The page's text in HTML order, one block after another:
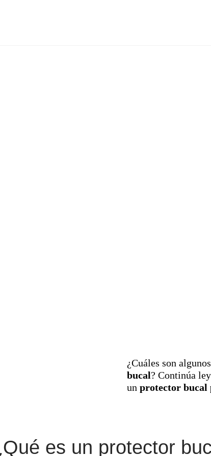
¿Cuáles son
bucal? Continúa
un protector bucal
es un protector